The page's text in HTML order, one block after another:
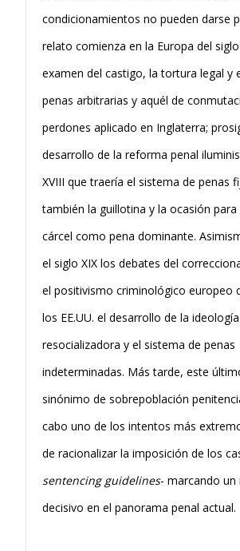
condicionamientos no pueden darse
relato comienza en la Europa del
examen del castigo, la tortura legal y
penas arbitrarias y aquél de
perdones aplicado en Inglaterra;
desarrollo de la reforma penal
XVIII que traería el sistema de penas
también la guillotina y la ocasión
cárcel como pena dominante.
el siglo XIX los debates del
el positivismo criminológico europeo
los EE.UU. el desarrollo de la ideología
resocializadora y el sistema de penas
indeterminadas. Más tarde, este
sinónimo de sobrepoblación
cabo uno de los intentos más
de racionalizar la imposición de los
sentencing guidelines- marcando
decisivo en el panorama penal actual.